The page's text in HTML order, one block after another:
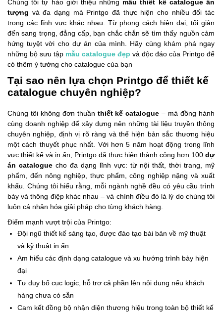
Chúng tôi tự hào giới thiệu những mẫu thiết kế catalogue ấn
tượng và đa dạng mà Printgo đã thực hiện cho nhiều đối tác
trong các lĩnh vực khác nhau. Từ phong cách hiện đại, tối giản
đến sang trọng, đẳng cấp, bạn chắc chắn sẽ tìm thấy nguồn cảm
hứng tuyệt vời cho dự án của mình. Hãy cùng khám phá ngay
những bộ sưu tập mẫu catalogue đẹp và độc đáo của Printgo để
có thêm ý tưởng cho catalogue của bạn
Tại sao nên lựa chọn Printgo để thiết kế
catalogue chuyên nghiệp?
Chúng tôi không đơn thuần thiết kế catalogue – mà đồng hành
cùng doanh nghiệp để xây dựng nên những tài liệu truyền thông
chuyên nghiệp, định vị rõ ràng và thể hiện bản sắc thương hiệu
một cách thuyết phục nhất. Với hơn 5 năm hoạt động trong lĩnh
vực thiết kế và in ấn, Printgo đã thực hiện thành công hơn 100 dự
án catalogue cho đa dạng lĩnh vực: từ nội thất, thời trang, mỹ
phẩm, đến nông nghiệp, thực phẩm, công nghiệp nặng và xuất
khẩu. Chúng tôi hiểu rằng, mỗi ngành nghề đều có yêu cầu trình
bày và thông điệp khác nhau – và chính điều đó là lý do chúng tôi
luôn cá nhân hóa giải pháp cho từng khách hàng.
Điểm mạnh vượt trội của Printgo:
Đội ngũ thiết kế sáng tạo, được đào tạo bài bản về mỹ thuật
và kỹ thuật in ấn
Am hiểu các định dạng catalogue và xu hướng trình bày hiện
đại
Tư duy bố cục logic, hỗ trợ cả phần lên nội dung nếu khách
hàng chưa có sẵn
Cam kết đồng bộ nhận diện thương hiệu trong toàn bộ thiết kế